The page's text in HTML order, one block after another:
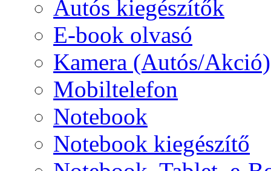
Autós kiegészítők
E-book olvasó
Kamera (Autós/Akció)
Mobiltelefon
Notebook
Notebook kiegészítő